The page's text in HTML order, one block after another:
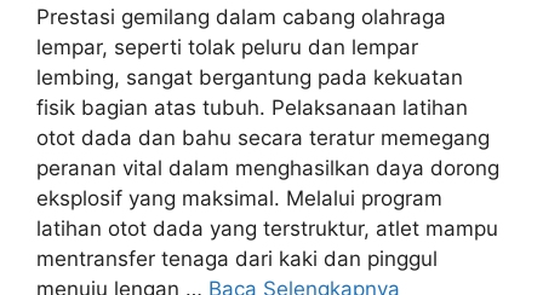
Prestasi gemilang dalam cabang olahraga
lempar, seperti tolak peluru dan lempar
lembing, sangat bergantung pada kekuatan
fisik bagian atas tubuh. Pelaksanaan latihan
otot dada dan bahu secara teratur memegang
peranan vital dalam menghasilkan daya dorong
eksplosif yang maksimal. Melalui program
latihan otot dada yang terstruktur, atlet mampu
mentransfer tenaga dari kaki dan pinggul
menuju lengan … Baca Selengkapnya